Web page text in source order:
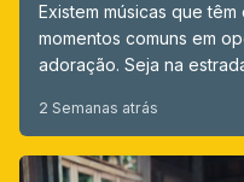
Existem músicas que
momentos comuns em
adoração. Seja na
2 Semanas atrás